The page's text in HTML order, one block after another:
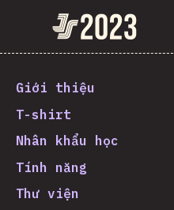
State of
Giới thiệu
T-shirt
Nhân khẩu học
Tính năng
Thư viện